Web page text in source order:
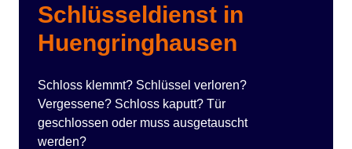
Schlüsseldienst in
Huengringhausen
Schloss klemmt? Schlüssel verloren?
Vergessene? Schloss kaputt? Tür
geschlossen oder muss ausgetauscht
werden?